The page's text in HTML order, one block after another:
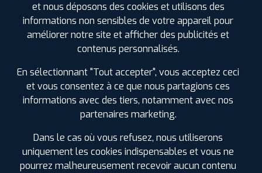
SPÉCIFICATIONS AVIS CLIENTS ÉTIQUETAGE
et nous déposons des cookies et utilisons des
informations non sensibles de votre appareil pour
améliorer notre site et afficher des publicités et
contenus personnalisés.
En sélectionnant "Tout accepter", vous acceptez ceci
et vous consentez à ce que nous partagions ces
informations avec des tiers, notamment avec nos
partenaires marketing.
Dans le cas où vous refusez, nous utiliserons
uniquement les cookies indispensables et vous ne
pourrez malheureusement recevoir aucun contenu